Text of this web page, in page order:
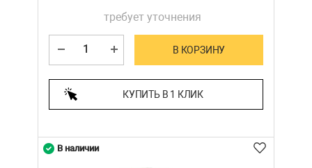
требует уточнения
В КОРЗИНУ
КУПИТЬ В 1 КЛИК
В наличии